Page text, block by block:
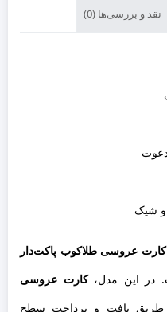
نقد و بررسی‌ها (0)
و شیک
کارت عروسی طلاکوب پاکت‌دار
در این مدل،کارت عروسی
طریق بافت و پرداخت سطح